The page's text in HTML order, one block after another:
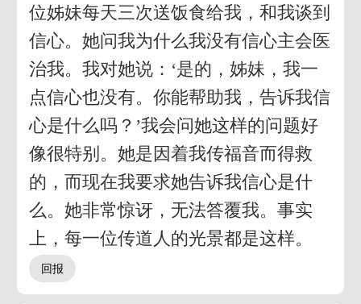
位姊妹每天三次送饭食给我，和我谈到
信心。她问我为什么我没有信心主会医
治我。我对她说：‘是的，姊妹，我一
点信心也没有。你能帮助我，告诉我信
心是什么吗？’我会问她这样的问题好
像很特别。她是因着我传福音而得救
的，而现在我要求她告诉我信心是什
么。她非常惊讶，无法答覆我。事实
上，每一位传道人的光景都是这样。